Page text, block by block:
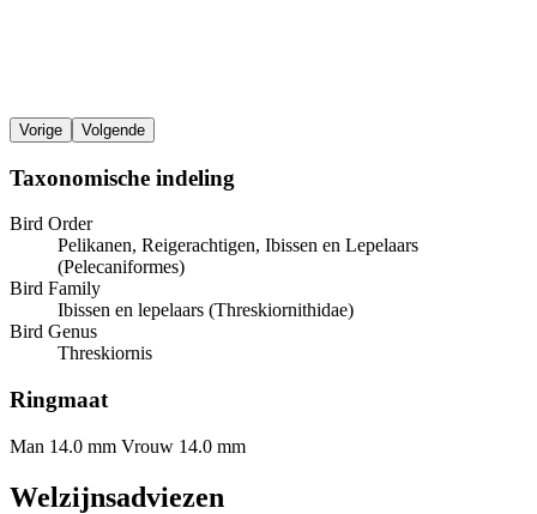
Vorige Volgende
Taxonomische indeling
Bird Order
Pelikanen, Reigerachtigen, Ibissen en Lepelaars
(Pelecaniformes)
Bird Family
Ibissen en lepelaars (Threskiornithidae)
Bird Genus
Threskiornis
Ringmaat
Man 14.0 mm Vrouw 14.0 mm
Welzijnsadviezen